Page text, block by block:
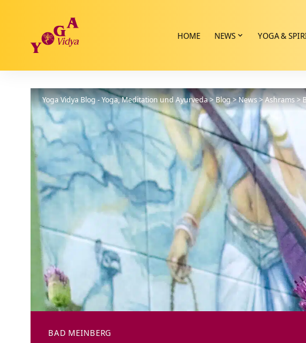
HOME NEWS YOGA &
Yoga Vidya Blog - Yoga, Meditation und Ayurveda>Blog>News>Ashrams>
BAD MEINBERG